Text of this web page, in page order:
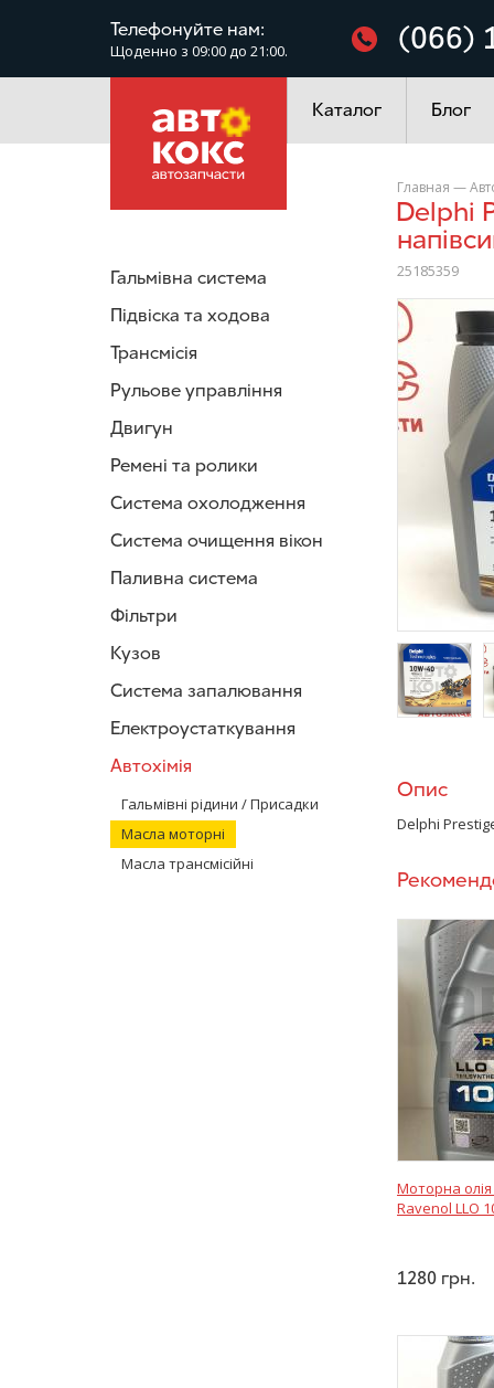
Телефонуйте нам:
Щоденно з 09:00 до 21:00. (066)
Каталог
Електроустаткування
Блог
Гальмівна система
Підвіска та ходова
Трансмісія
Рульове управління
Двигун
Ремені та ролики
Система охолодження
Система очищення вікон
Паливна система
Фільтри
Кузов
Система запалювання
Електроустаткування
Автохімія
Гальмівні рідини / Присадки
Масла моторні
Масла трансмісійні
Главная —
Delphi Prestige 25185359 10W40 4L Олива моторна
25185359
/>
Опис
Delphi
Моторна
Ravenol LLO
1280 грн.